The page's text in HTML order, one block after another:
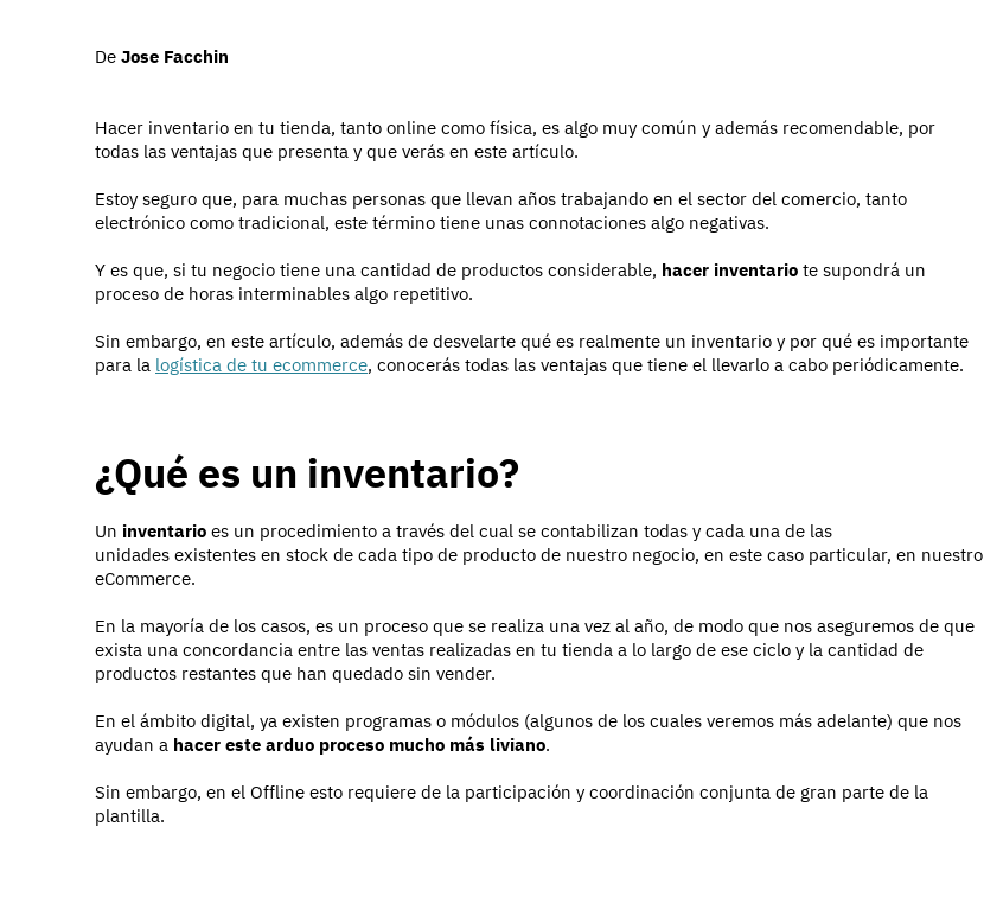
De Jose Facchin
Hacer inventario en tu tienda, tanto online como física, es algo muy común y además recomendable, por
todas las ventajas que presenta y que verás en este artículo.
Estoy seguro que, para muchas personas que llevan años trabajando en el sector del comercio, tanto
electrónico como tradicional, este término tiene unas connotaciones algo negativas.
Y es que, si tu negocio tiene una cantidad de productos considerable, hacer inventario te supondrá un
proceso de horas interminables algo repetitivo.
Sin embargo, en este artículo, además de desvelarte qué es realmente un inventario y por qué es importante
para la logística de tu ecommerce, conocerás todas las ventajas que tiene el llevarlo a cabo periódicamente.
¿Qué es un inventario?
Un inventario es un procedimiento a través del cual se contabilizan todas y cada una de las
unidades existentes en stock de cada tipo de producto de nuestro negocio, en este caso particular, en nuestro
eCommerce.
En la mayoría de los casos, es un proceso que se realiza una vez al año, de modo que nos aseguremos de que
exista una concordancia entre las ventas realizadas en tu tienda a lo largo de ese ciclo y la cantidad de
productos restantes que han quedado sin vender.
En el ámbito digital, ya existen programas o módulos (algunos de los cuales veremos más adelante) que nos
ayudan a hacer este arduo proceso mucho más liviano.
Sin embargo, en el Offline esto requiere de la participación y coordinación conjunta de gran parte de la
plantilla.